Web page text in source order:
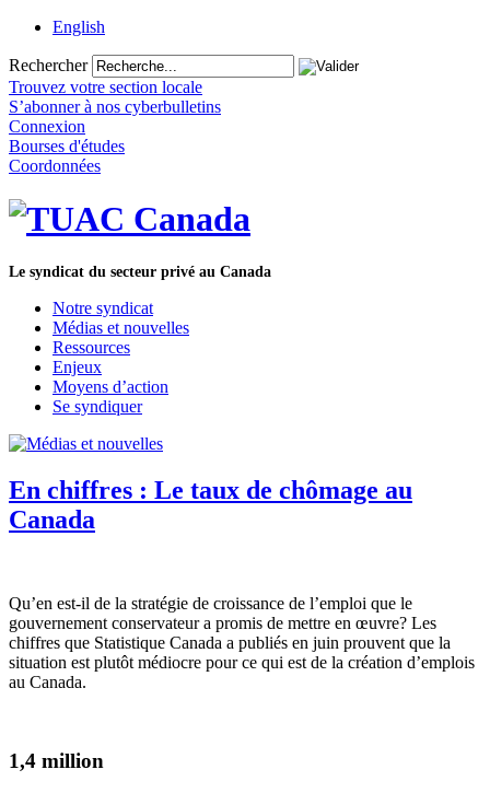
English
Rechercher
Trouvez votre section locale
S’abonner à nos cyberbulletins
Connexion
Bourses d'études
Coordonnées
Le syndicat du secteur privé au Canada
Notre syndicat
Médias et nouvelles
Ressources
Enjeux
Moyens d’action
Se syndiquer
En chiffres : Le taux de chômage au
Canada
Qu’en est-il de la stratégie de croissance de l’emploi que le
gouvernement conservateur a promis de mettre en œuvre? Les
chiffres que Statistique Canada a publiés en juin prouvent que la
situation est plutôt médiocre pour ce qui est de la création d’emplois
au Canada.
1,4 million